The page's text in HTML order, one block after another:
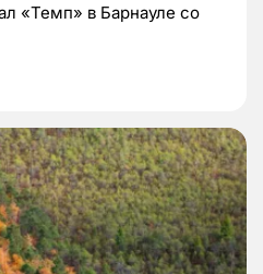
«Темп» в Барнауле со